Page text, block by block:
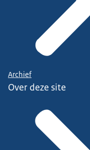
Archief
Over deze site